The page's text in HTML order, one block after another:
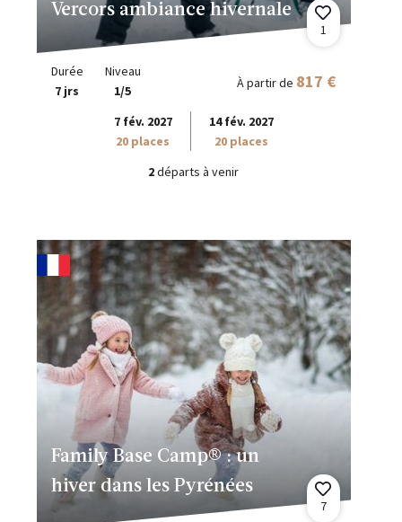
Vercors ambiance hivernale
1
Durée
7 jrs
Niveau
1/5
À partir de 817 €
7 fév. 2027
20 places
14 fév. 2027
20 places
2départs à venir
Family Base Camp® : un
hiver dans les Pyrénées
7